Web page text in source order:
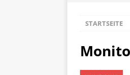
STARTSEITE